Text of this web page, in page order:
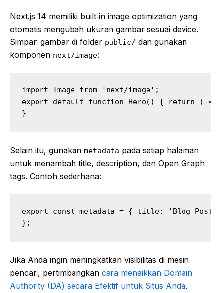
Next.js 14 memiliki built‑in image optimization yang
otomatis mengubah ukuran gambar sesuai device.
Simpan gambar di folder public/ dan gunakan
komponen next/image:
import Image from 'next/image';
export default function Hero() { return (
}
Selain itu, gunakan metadata pada setiap halaman
untuk menambah title, description, dan Open Graph
tags. Contoh sederhana:
export const metadata = { title: 'Blog
};
Jika Anda ingin meningkatkan visibilitas di mesin
pencari, pertimbangkan cara menaikkan Domain
Authority (DA) secara Efektif untuk Situs Anda.